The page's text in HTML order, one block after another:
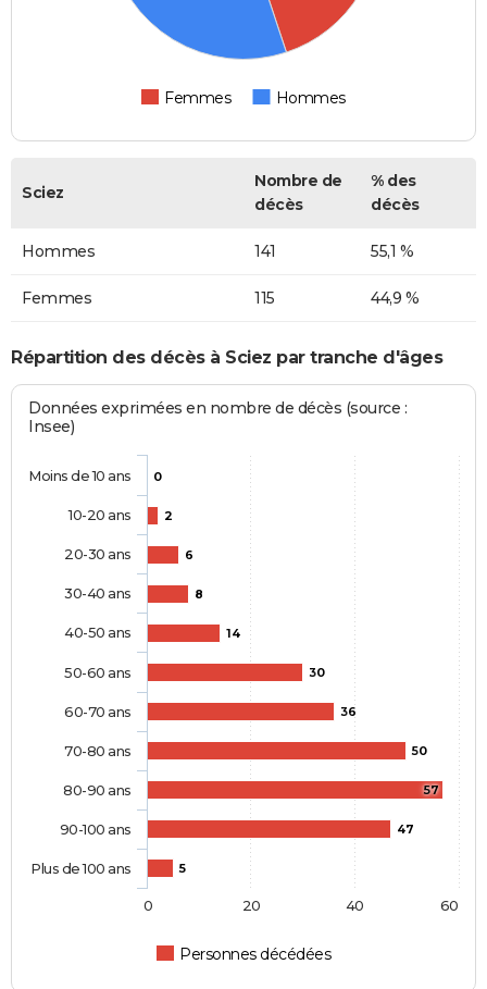
Femmes Hommes
Sciez
Nombre de
décès
% des
décès
Hommes 141 55,1 %
Femmes 115 44,9 %
Répartition des décès à Sciez par tranche d'âges
Données exprimées en nombre de décès (source :
Insee)
0
2
6
8
14
30
36
50
57
47
5
Personnes décédées
Moins de 10 ans
10-20 ans
20-30 ans
30-40 ans
40-50 ans
50-60 ans
60-70 ans
70-80 ans
80-90 ans
90-100 ans
Plus de 100 ans
0 20 40 60